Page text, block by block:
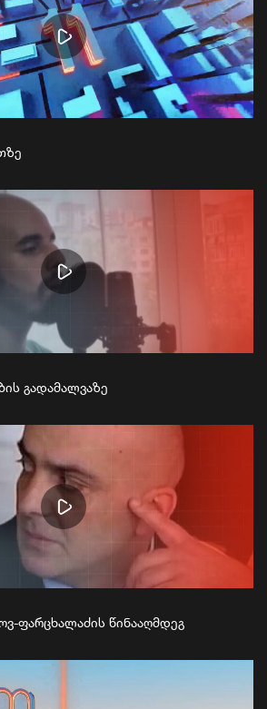
გადამალვაზე
ფარცხალაძის წინააღმდეგ